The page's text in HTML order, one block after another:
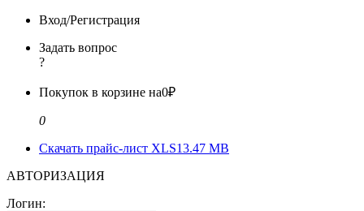
Вход/Регистрация
Задать вопрос
?
Покупок в корзине на0₽
0
Скачать прайс-лист XLS13.47 MB
АВТОРИЗАЦИЯ
Логин: